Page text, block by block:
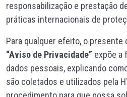
responsabilização e prestação
práticas internacionais de
Para qualquer efeito, o presente
“Aviso de Privacidade” expõe a
dados pessoais, explicando
são coletados e utilizados pela